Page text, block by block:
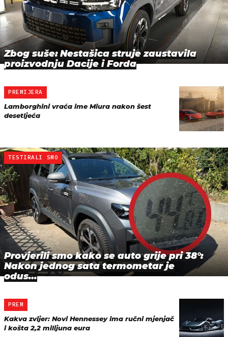
Zbog suše: Nestašica struje zaustavila
proizvodnju Dacije i Forda
PREMIJERA
Lamborghini vraća ime Miura nakon šest
desetljeća
TESTIRALI SMO
Provjerili smo kako se auto grije pri 38°:
Nakon jednog sata termometar je
odus…
PREM
Kakva zvijer: Novi Hennessey ima ručni mjenjač
i košta 2,2 milijuna eura